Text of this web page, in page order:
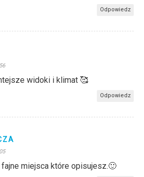
Odpowiedz
widoki i klimat 🥰
Odpowiedz
miejsca które opisujesz.🙂